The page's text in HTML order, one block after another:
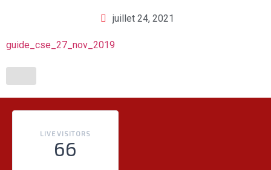
juillet 24, 2021
guide_cse_27_nov_2019
LIVE VISITORS
66